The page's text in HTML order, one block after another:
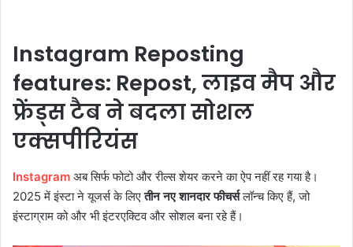
Instagram Reposting
features: Repost, लाइव मैप और
फ्रेंड्स टैब ने बदला सोशल
एक्सपीरियंस
Instagram अब सिर्फ फोटो और रील्स शेयर करने का ऐप नहीं रह गया है।
2025 में इंस्टा ने यूजर्स के लिएतीन नए शानदार फीचर्सलॉन्च किए हैं, जो
इंस्टाग्राम को और भी इंटरएक्टिव और सोशल बना रहे हैं।